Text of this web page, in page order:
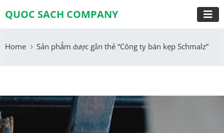
QUOC SACH COMPANY
Home Sản phẩm được gắn thẻ “Công ty bán kẹp Schmalz”